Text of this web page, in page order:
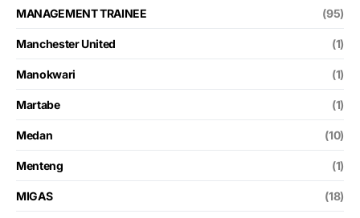
MANAGEMENT TRAINEE (95)
Manchester United (1)
Manokwari (1)
Martabe (1)
Medan (10)
Menteng (1)
MIGAS (18)